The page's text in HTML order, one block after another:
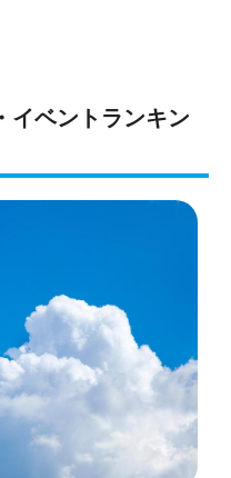
イベントランキン